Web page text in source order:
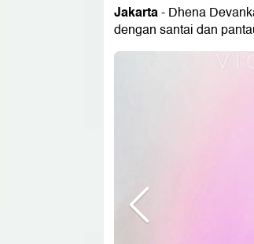
Jakarta- Dhena
dengan santai dan